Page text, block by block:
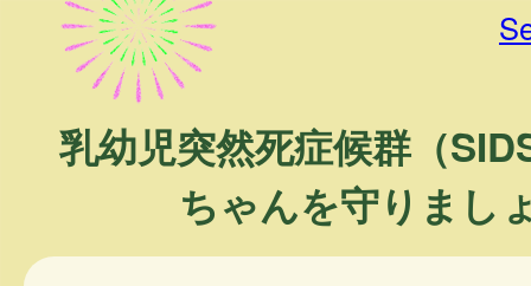
乳幼児突然死症候群（
ちゃんを守りまし